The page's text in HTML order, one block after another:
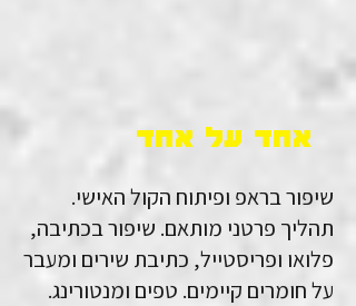
אחד על אחד
שיפור בראפ ופיתוח הקול האישי.
תהליך פרטני מותאם. שיפור בכתיבה,
פלואו ופריסטייל, כתיבת שירים ומעבר
על חומרים קיימים. טפים ומנטורינג.